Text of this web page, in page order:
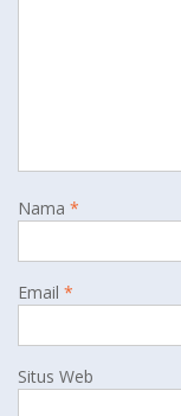
Nama *
Email *
Situs Web